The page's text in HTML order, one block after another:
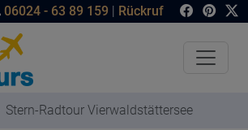
06024 - 63 89 159 | Rückruf
Stern-Radtour Vierwaldstättersee